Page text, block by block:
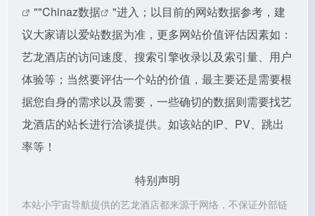
""Chinaz数据
"进入；以目前的网站数据参考，建
议大家请以爱站数据为准，更多网站价值评估因素如：
艺龙酒店的访问速度、搜索引擎收录以及索引量、用户
体验等；当然要评估一个站的价值，最主要还是需要根
据您自身的需求以及需要，一些确切的数据则需要找艺
龙酒店的站长进行洽谈提供。如该站的IP、PV、跳出
率等！
特别声明
本站小宇宙导航提供的艺龙酒店都来源于网络，不保证外部链